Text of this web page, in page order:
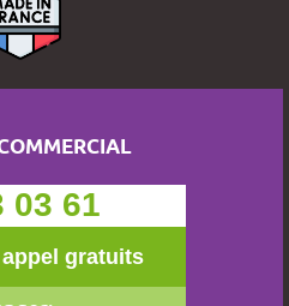
03 61
gratuits